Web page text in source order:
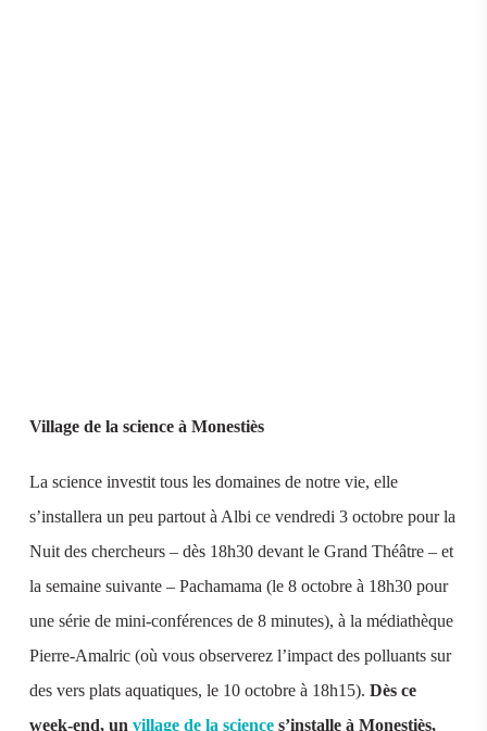
Village de la science à Monestiès
La science investit tous les domaines de notre vie, elle
s’installera un peu partout à Albi ce vendredi 3 octobre pour la
Nuit des chercheurs – dès 18h30 devant le Grand Théâtre – et
la semaine suivante – Pachamama (le 8 octobre à 18h30 pour
une série de mini-conférences de 8 minutes), à la médiathèque
Pierre-Amalric (où vous observerez l’impact des polluants sur
des vers plats aquatiques, le 10 octobre à 18h15). Dès ce
week-end, un village de la sciences’installe à Monestiès,